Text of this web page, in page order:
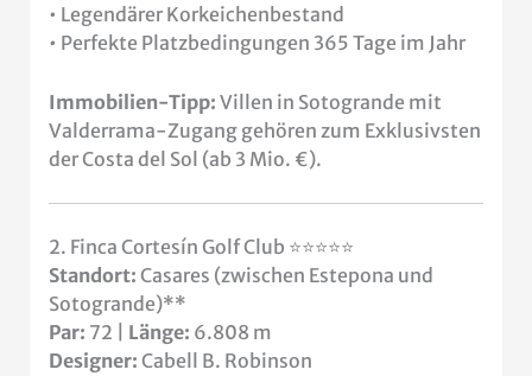
• Legendärer Korkeichenbestand
• Perfekte Platzbedingungen 365 Tage im Jahr
Immobilien-Tipp: Villen in Sotogrande mit
Valderrama-Zugang gehören zum Exklusivsten
der Costa del Sol (ab 3 Mio. €).
2. Finca Cortesín Golf Club ⭐⭐⭐⭐⭐
Standort: Casares (zwischen Estepona und
Sotogrande)**
Par: 72 | Länge: 6.808 m
Designer: Cabell B. Robinson